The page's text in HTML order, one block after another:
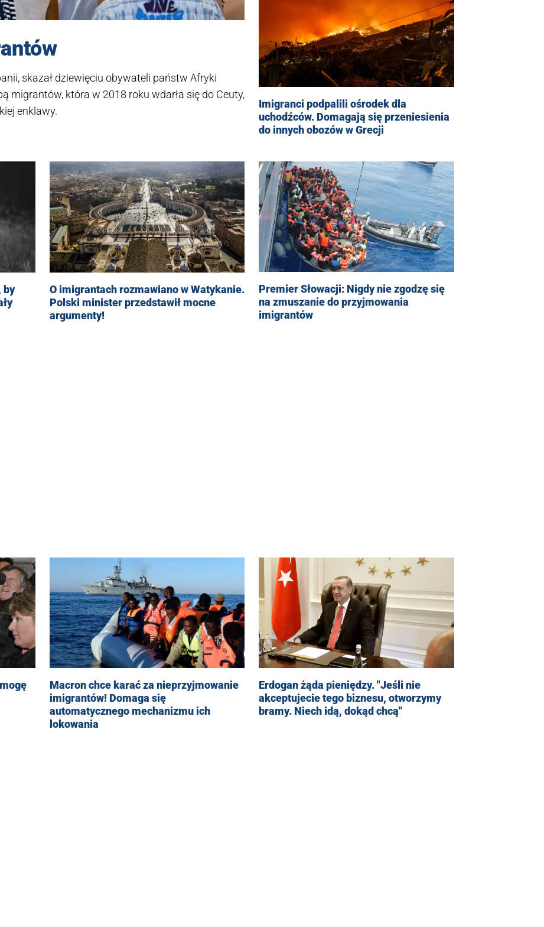
skazał dziewięciu obywateli państw Afryki
migrantów, która w 2018 roku wdarła się do Ceuty,
enklawy.
Imigranci podpalili ośrodek dla
uchodźców. Domagają się przeniesienia
do innych obozów w Grecji
by
O imigrantach rozmawiano w Watykanie.
Polski minister przedstawił mocne
argumenty!
Premier Słowacji: Nigdy nie zgodzę się
na zmuszanie do przyjmowania
imigrantów
Macron chce karać za nieprzyjmowanie
imigrantów! Domaga się
automatycznego mechanizmu ich
lokowania
Erdogan żąda pieniędzy. "Jeśli nie
akceptujecie tego biznesu, otworzymy
bramy. Niech idą, dokąd chcą"